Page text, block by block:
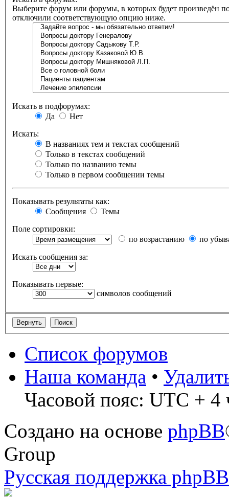
Выберите форум или форумы, в которых будет произведён
отключили соответствующую опцию ниже.
Искать в подфорумах:
Да
Нет
Искать:
В названиях тем и текстах сообщений
Только в текстах сообщений
Только по названию темы
Только в первом сообщении темы
Показывать результаты как:
Сообщения
Темы
Поле сортировки:
по возрастанию
по
Искать сообщения за:
Показывать первые:
символов сообщений
Список форумов
Наша команда •
Часовой пояс: UTC + 4
Создано на основе phpBB
Group
Русская поддержка phpBB